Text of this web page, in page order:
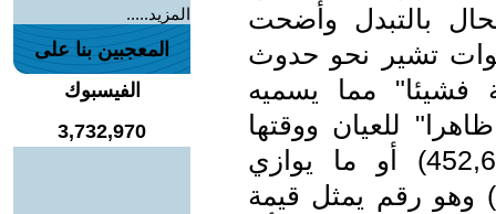
بالتبدل وأضحت
تشير نحو حدوث
فشيئا" مما يسميه
للعيان ووقتها
تداول الباحثون رقما" يقترب من(452,6) أو ما يوازي
(112%) من أجمالي الناتج المحلي(1) وهو رقم يمثل قيمة
المزيد.....
المعجبين بنا على
الفيسبوك
3,732,970